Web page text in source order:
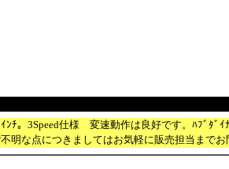
ﾝﾁ。3Speed仕様 変速動作は良好です。ﾊﾌﾞﾀﾞ
明な点につきましてはお気軽に販売担当までお